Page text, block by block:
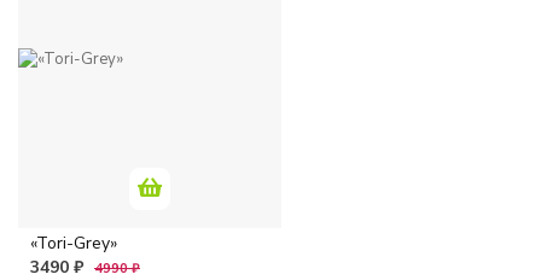
«Tori-Grey»
3490 ₽ 4990 ₽